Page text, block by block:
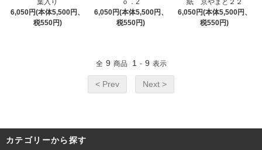
葉入り
6,050円(本体5,500円、
税550円)
ｏ．2
6,050円(本体5,500円、
税550円)
紙 京やまと２２
6,050円(本体5,500円、
税550円)
全 9 商品 1 - 9 表示
< Prev Next >
カテゴリーから探す